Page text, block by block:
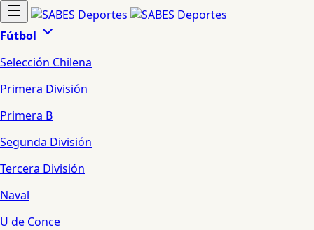
Fútbol
Selección Chilena
Primera División
Primera B
Segunda División
Tercera División
Naval
U de Conce